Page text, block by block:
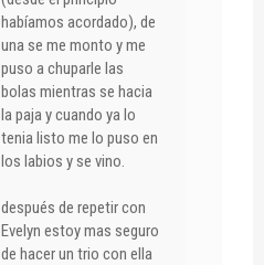
habíamos acordado), de
una se me monto y me
puso a chuparle las
bolas mientras se hacia
la paja y cuando ya lo
tenia listo me lo puso en
los labios y se vino.
después de repetir con
Evelyn estoy mas seguro
de hacer un trio con ella